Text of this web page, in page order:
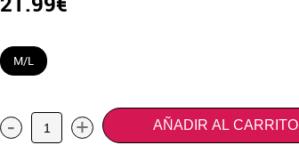
M/L
- + AÑADIR AL CARRITO